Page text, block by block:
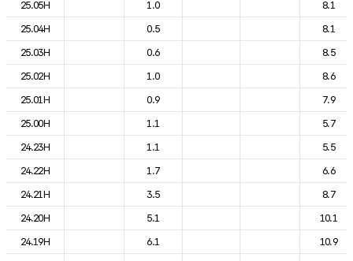
25.05H
1.0
8.1
25.04H
0.5
8.1
25.03H
0.6
8.5
25.02H
1.0
8.6
25.01H
0.9
7.9
25.00H
1.1
5.7
24.23H
1.1
5.5
24.22H
1.7
6.6
24.21H
3.5
8.7
24.20H
5.1
10.1
24.19H
6.1
10.9